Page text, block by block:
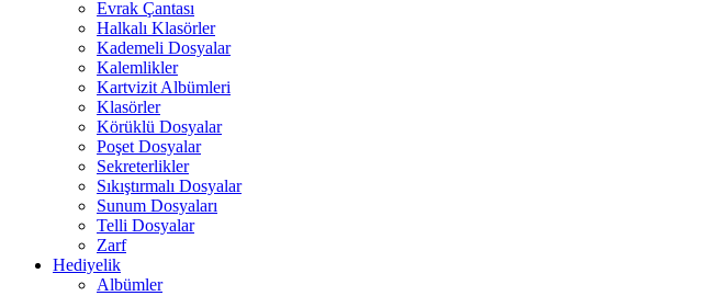
Evrak Çantası
Halkalı Klasörler
Kademeli Dosyalar
Kalemlikler
Kartvizit Albümleri
Klasörler
Körüklü Dosyalar
Poşet Dosyalar
Sekreterlikler
Sıkıştırmalı Dosyalar
Sunum Dosyaları
Telli Dosyalar
Zarf
Hediyelik
Albümler